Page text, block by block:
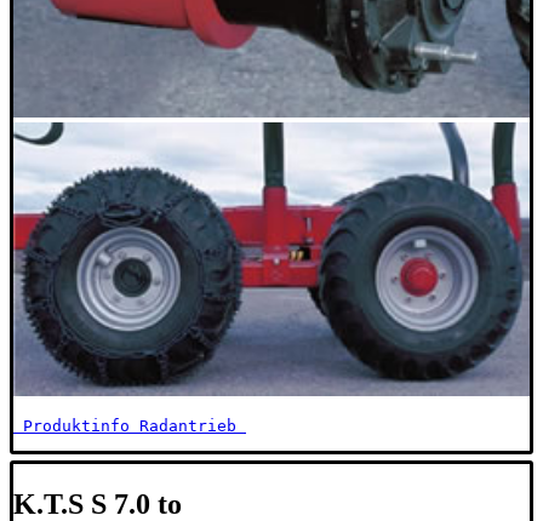
K.T.S S 7.0 to
Produktinfo Radantrieb